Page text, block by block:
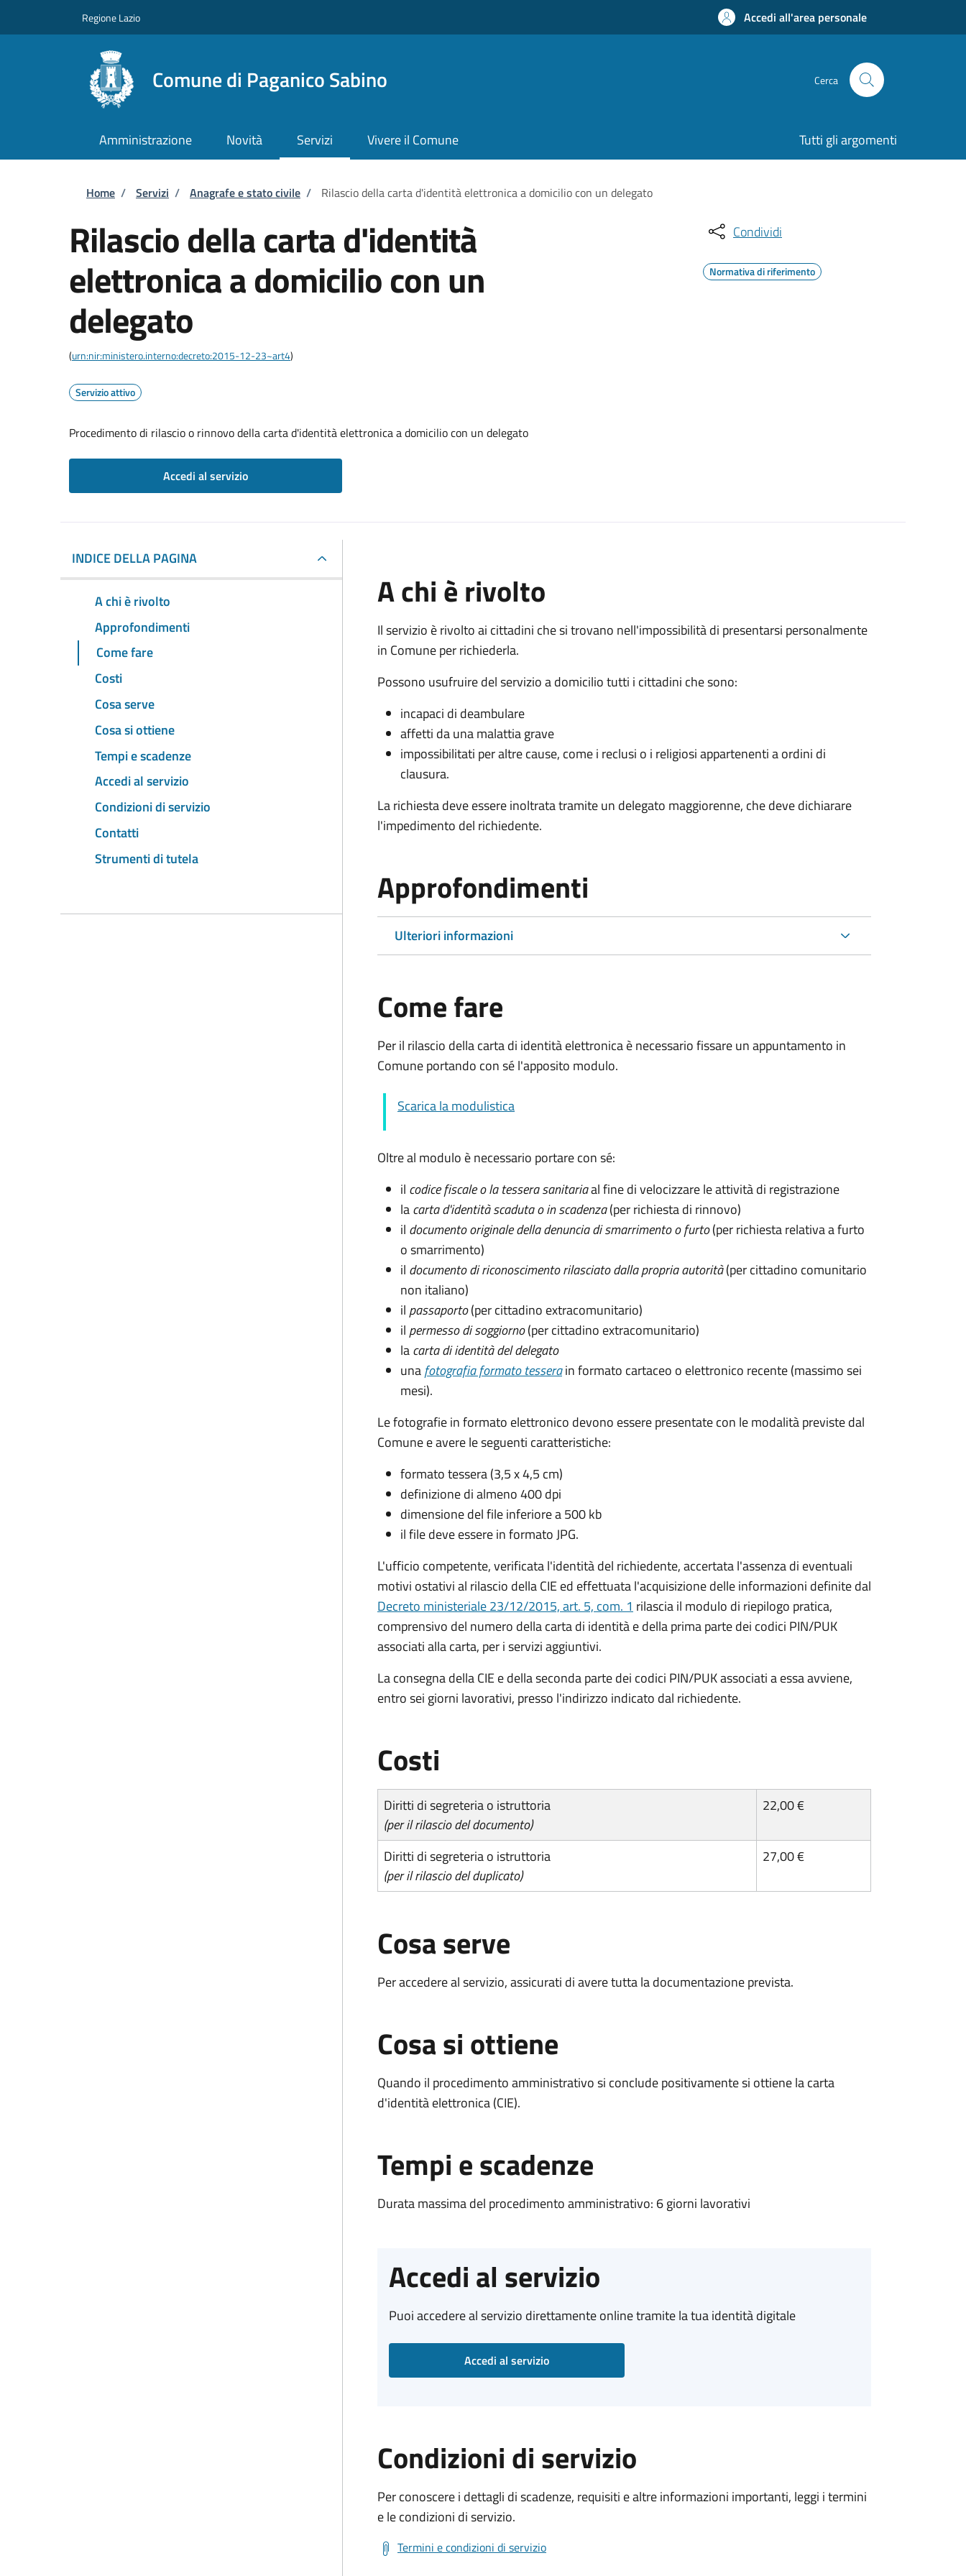
Regione Lazio Accedi all'area personale
Comune di Paganico Sabino Cerca
Amministrazione Novità Servizi Vivere il Comune Tutti gli argomenti
Briciole di pane
Home / Servizi / Anagrafe e stato civile / Rilascio della carta d'identità elettronica a domicilio con un delegato
Rilascio della carta d'identità
elettronica a domicilio con un
delegato
(urn:nir:ministero.interno:decreto:2015-12-23~art4)
Servizio attivo
Procedimento di rilascio o rinnovo della carta d'identità elettronica a domicilio con un delegato
Accedi al servizio
Condividi
Normativa di riferimento
INDICE DELLA PAGINA
A chi è rivolto
Approfondimenti
Come fare
Costi
Cosa serve
Cosa si ottiene
Tempi e scadenze
Accedi al servizio
Condizioni di servizio
Contatti
Strumenti di tutela
A chi è rivolto
Il servizio è rivolto ai cittadini che si trovano nell'impossibilità di presentarsi personalmente
in Comune per richiederla.
Possono usufruire del servizio a domicilio tutti i cittadini che sono:
incapaci di deambulare
affetti da una malattia grave
impossibilitati per altre cause, come i reclusi o i religiosi appartenenti a ordini di
clausura.
La richiesta deve essere inoltrata tramite un delegato maggiorenne, che deve dichiarare
l'impedimento del richiedente.
Approfondimenti
Ulteriori informazioni
Come fare
Per il rilascio della carta di identità elettronica è necessario fissare un appuntamento in
Comune portando con sé l'apposito modulo.
Scarica la modulistica
Oltre al modulo è necessario portare con sé:
il codice fiscale o la tessera sanitariaal fine di velocizzare le attività di registrazione
lacarta d'identità scaduta o in scadenza(per richiesta di rinnovo)
il documento originale della denuncia di smarrimento o furto(per richiesta relativa a furto
o smarrimento)
il documento di riconoscimento rilasciato dalla propria autorità(per cittadino comunitario
non italiano)
il passaporto(per cittadino extracomunitario)
il permesso di soggiorno(per cittadino extracomunitario)
lacarta di identità del delegato
unafotografia formato tesserain formato cartaceo o elettronico recente (massimo sei
mesi).
Le fotografie in formato elettronico devono essere presentate con le modalità previste dal
Comune e avere le seguenti caratteristiche:
formato tessera (3,5 x 4,5 cm)
definizione di almeno 400 dpi
dimensione del file inferiore a 500 kb
il file deve essere in formato JPG.
L'ufficio competente, verificata l'identità del richiedente, accertata l'assenza di eventuali
motivi ostativi al rilascio della CIE ed effettuata l'acquisizione delle informazioni definite dal
Decreto ministeriale 23/12/2015, art. 5, com. 1 rilascia il modulo di riepilogo pratica,
comprensivo del numero della carta di identità e della prima parte dei codici PIN/PUK
associati alla carta, per i servizi aggiuntivi.
La consegna della CIE e della seconda parte dei codici PIN/PUK associati a essa avviene,
entro sei giorni lavorativi, presso l'indirizzo indicato dal richiedente.
Costi
Diritti di segreteria o istruttoria
(per il rilascio del documento)
22,00 €
Diritti di segreteria o istruttoria
(per il rilascio del duplicato)
27,00 €
Cosa serve
Per accedere al servizio, assicurati di avere tutta la documentazione prevista.
Cosa si ottiene
Quando il procedimento amministrativo si conclude positivamente si ottiene la carta
d'identità elettronica (CIE).
Tempi e scadenze
Durata massima del procedimento amministrativo: 6 giorni lavorativi
Accedi al servizio
Puoi accedere al servizio direttamente online tramite la tua identità digitale
Accedi al servizio
Condizioni di servizio
Per conoscere i dettagli di scadenze, requisiti e altre informazioni importanti, leggi i termini
e le condizioni di servizio.
Termini e condizioni di servizio